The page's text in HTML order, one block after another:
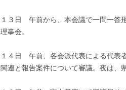
１３日 午前から、本会議で一問一答
理事会。
１４日 午前、各会派代表による代表
関連と報告案件について審議。夜は、